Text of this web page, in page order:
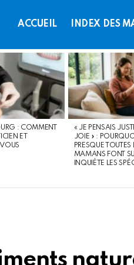
ACCUEIL INDEX DES
: COMMENT
ET
« JE PENSAIS
JOIE » :
PRESQUE TOUTES
MAMANS FONT
INQUIÈTE LES